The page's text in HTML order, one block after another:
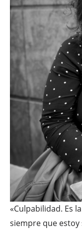
«Culpabilidad. Es
siempre que estoy